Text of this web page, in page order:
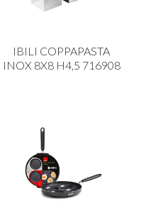
IBILI COPPAPASTA
INOX 8X8 H4,5 716908